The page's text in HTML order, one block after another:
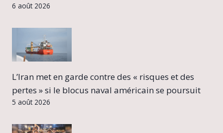
6 août 2026
L’Iran met en garde contre des « risques et des
pertes » si le blocus naval américain se poursuit
5 août 2026